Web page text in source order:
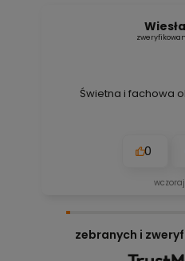
Świetna i fachowa
0
wczoraj
zebranych i